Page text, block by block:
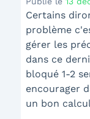
Certains
problème
gérer les
dans ce
bloqué 1-2
encourager
un bon